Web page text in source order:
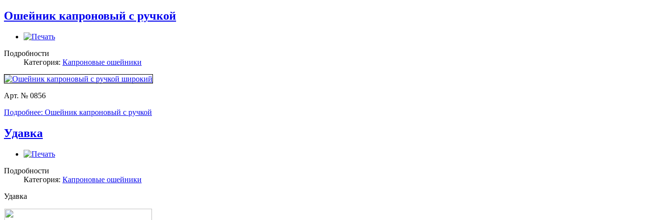
Ошейник капроновый с ручкой
Подробности
Категория: Капроновые ошейники
Арт. № 0856
Подробнее: Ошейник капроновый с ручкой
Удавка
Подробности
Категория: Капроновые ошейники
Удавка